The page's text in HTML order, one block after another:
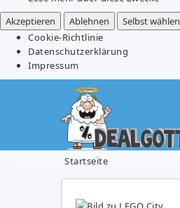
Akzeptieren
Ablehnen Selbst wählen
Cookie-Richtlinie
Datenschutzerklärung
Impressum
Startseite